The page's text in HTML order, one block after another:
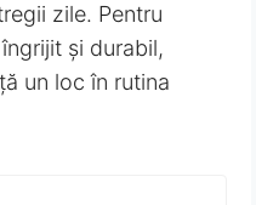
zile. Pentru
și durabil,
un loc în rutina